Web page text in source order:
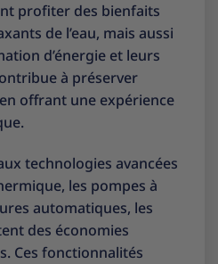
profiter des bienfaits
de l’eau, mais aussi
d’énergie et leurs
à préserver
offrant une expérience
technologies avancées
les pompes à
automatiques, les
des économies
Ces fonctionnalités